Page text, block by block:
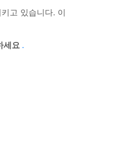
고 있습니다. 이
세요 .